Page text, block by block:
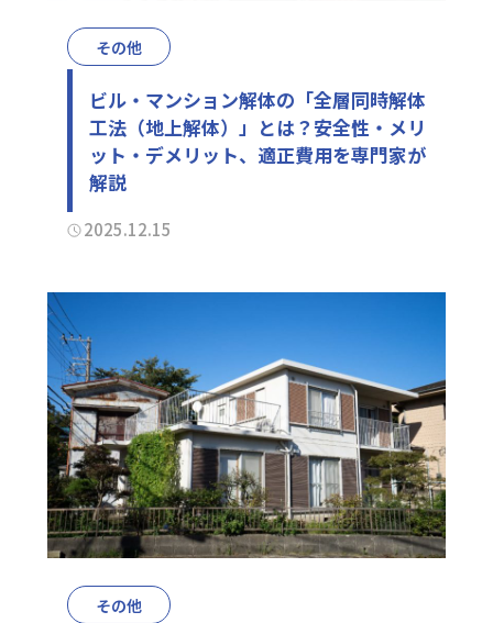
その他
ビル・マンション解体の「全層同時解体
工法（地上解体）」とは？安全性・メリ
ット・デメリット、適正費用を専門家が
解説
2025.12.15
その他